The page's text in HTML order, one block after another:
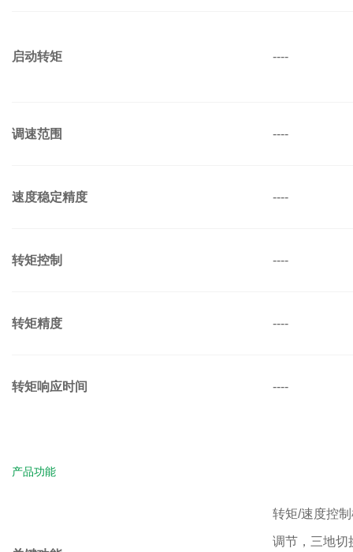
启动转矩 ----
调速范围 ----
速度稳定精度 ----
转矩控制 ----
转矩精度 ----
转矩响应时间 ----
产品功能
转矩/速度控
调节，三地切